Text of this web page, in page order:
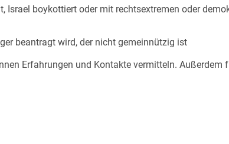
Israel boykottiert oder mit rechtsextremen oder
beantragt wird, der nicht gemeinnützig ist
Erfahrungen und Kontakte vermitteln. Außerdem